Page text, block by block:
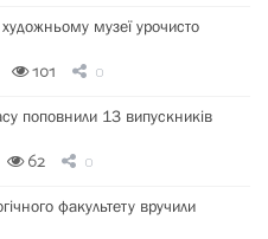
музеї урочисто
101 0
поповнили 13 випускників
62 0
факультету вручили